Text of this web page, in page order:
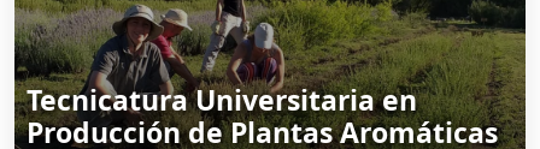
Tecnicatura Universitaria en
Producción de Plantas Aromáticas